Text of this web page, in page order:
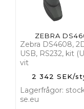
ZEBRA
Zebra DS4608,
USB, RS232, kit
vit
2 342 SEK/
Lagerfrågor:
se.eu